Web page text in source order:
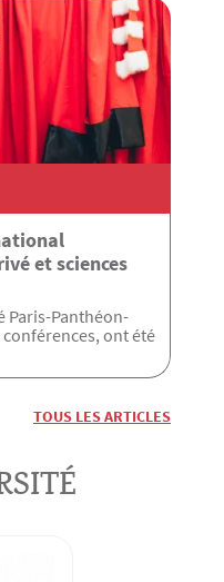
et sciences
Paris-Panthéon-
ont été
TOUS LES ARTICLES